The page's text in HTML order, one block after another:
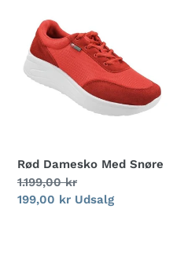
Damesko
Med
Snøre
Rød Damesko Med Snøre
Normalpris
1.199,00 kr
Udsalgspris
199,00 kr Udsalg